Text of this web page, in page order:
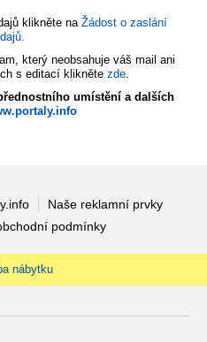
klikněte na Žádost o zaslání
který neobsahuje váš mail ani
s editací klikněte zde.
umístění a dalších
Naše reklamní prvky
podmínky
nábytku